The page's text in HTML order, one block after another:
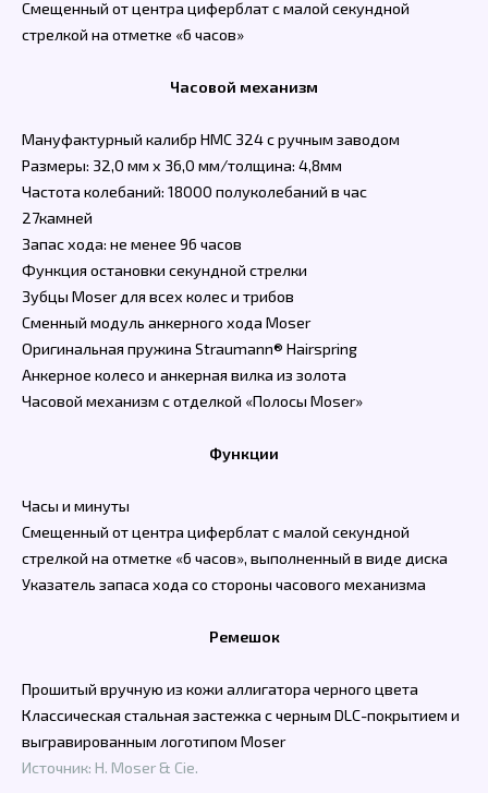
Смещенный от центра циферблат с малой секундной
стрелкой на отметке «6 часов»
Часовой механизм
Мануфактурный калибр HMC 324 с ручным заводом
Размеры: 32,0 мм x 36,0 мм/толщина: 4,8мм
Частота колебаний: 18000 полуколебаний в час
27камней
Запас хода: не менее 96 часов
Функция остановки секундной стрелки
Зубцы Moser для всех колес и трибов
Сменный модуль анкерного хода Moser
Оригинальная пружина Straumann® Hairspring
Анкерное колесо и анкерная вилка из золота
Часовой механизм с отделкой «Полосы Moser»
Функции
Часы и минуты
Смещенный от центра циферблат с малой секундной
стрелкой на отметке «6 часов», выполненный в виде диска
Указатель запаса хода со стороны часового механизма
Ремешок
Прошитый вручную из кожи аллигатора черного цвета
Классическая стальная застежка с черным DLC-покрытием и
выгравированным логотипом Moser
Источник: H. Moser & Cie.